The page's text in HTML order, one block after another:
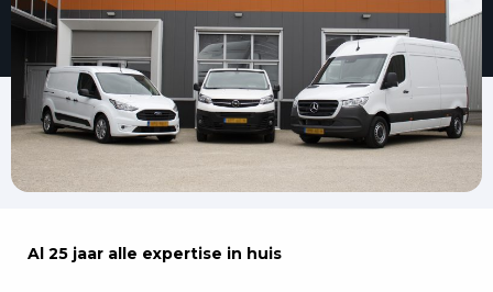
Al 25 jaar alle expertise in huis